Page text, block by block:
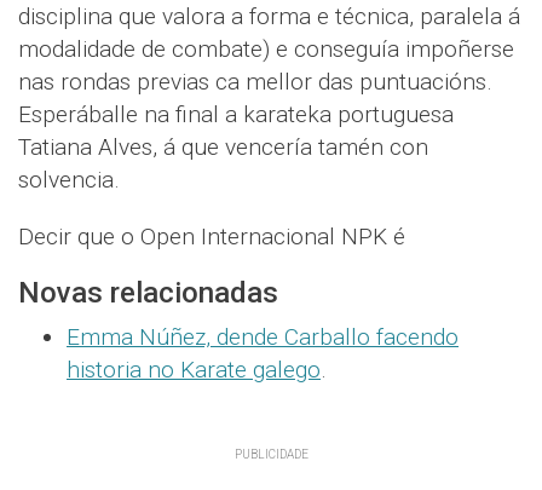
disciplina que valora a forma e técnica, paralela á
modalidade de combate) e conseguía impoñerse
nas rondas previas ca mellor das puntuacións.
Esperáballe na final a karateka portuguesa
Tatiana Alves, á que vencería tamén con
solvencia.
Decir que o Open Internacional NPK é
Novas relacionadas
Emma Núñez, dende Carballo facendo
historia no Karate galego.